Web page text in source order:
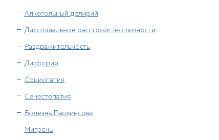
Алкогольный делирий
Диссоциальное расстройство личности
Раздражительность
Дисфория
Социопатия
Сенестопатия
Болезнь Паркинсона
Мигрень